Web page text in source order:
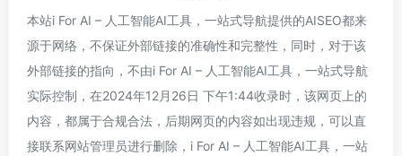
本站i For AI – 人工智能AI工具，一站式导航提供的AISEO都来
源于网络，不保证外部链接的准确性和完整性，同时，对于该
外部链接的指向，不由i For AI – 人工智能AI工具，一站式导航
实际控制，在2024年12月26日 下午1:44收录时，该网页上的
内容，都属于合规合法，后期网页的内容如出现违规，可以直
接联系网站管理员进行删除，i For AI – 人工智能AI工具，一站